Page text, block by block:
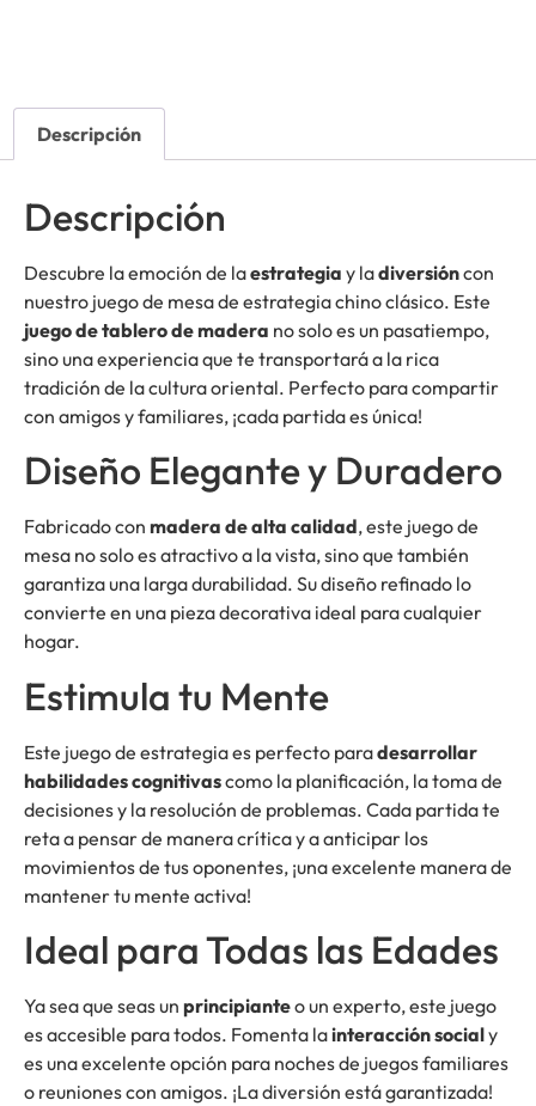
Descripción
Descripción
Descubre la emoción de laestrategia y ladiversióncon
nuestro juego de mesa de estrategia chino clásico. Este
juego de tablero de madera no solo es un pasatiempo,
sino una experiencia que te transportará a la rica
tradición de la cultura oriental. Perfecto para compartir
con amigos y familiares, ¡cada partida es única!
Diseño Elegante y Duradero
Fabricado con madera de alta calidad, este juego de
mesa no solo es atractivo a la vista, sino que también
garantiza una larga durabilidad. Su diseño refinado lo
convierte en una pieza decorativa ideal para cualquier
hogar.
Estimula tu Mente
Este juego de estrategia es perfecto paradesarrollar
habilidades cognitivascomo la planificación, la toma de
decisiones y la resolución de problemas. Cada partida te
reta a pensar de manera crítica y a anticipar los
movimientos de tus oponentes, ¡una excelente manera de
mantener tu mente activa!
Ideal para Todas las Edades
Ya sea que seas un principianteo un experto, este juego
es accesible para todos. Fomenta lainteracción socialy
es una excelente opción para noches de juegos familiares
o reuniones con amigos. ¡La diversión está garantizada!